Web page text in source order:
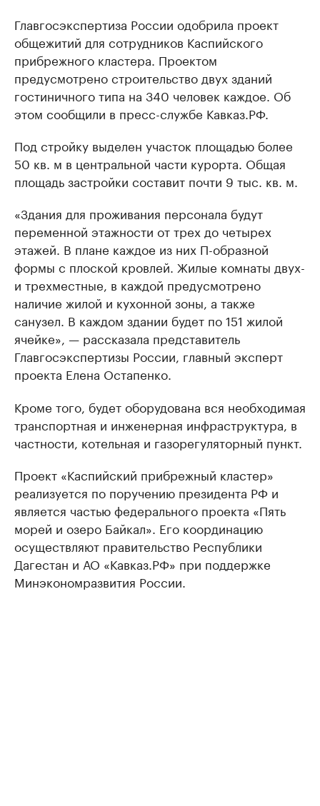
Главгосэкспертиза России одобрила проект
общежитий для сотрудников Каспийского
прибрежного кластера. Проектом
предусмотрено строительство двух зданий
гостиничного типа на 340 человек каждое. Об
этом сообщили в пресс-службе Кавказ.РФ.
Под стройку выделен участок площадью более
50 кв. м в центральной части курорта. Общая
площадь застройки составит почти 9 тыс. кв. м.
«Здания для проживания персонала будут
переменной этажности от трех до четырех
этажей. В плане каждое из них П-образной
формы с плоской кровлей. Жилые комнаты двух-
и трехместные, в каждой предусмотрено
наличие жилой и кухонной зоны, а также
санузел. В каждом здании будет по 151 жилой
ячейке», — рассказала представитель
Главгосэкспертизы России, главный эксперт
проекта Елена Остапенко.
Кроме того, будет оборудована вся необходимая
транспортная и инженерная инфраструктура, в
частности, котельная и газорегуляторный пункт.
Проект «Каспийский прибрежный кластер»
реализуется по поручению президента РФ и
является частью федерального проекта «Пять
морей и озеро Байкал». Его координацию
осуществляют правительство Республики
Дагестан и АО «Кавказ.РФ» при поддержке
Минэкономразвития России.